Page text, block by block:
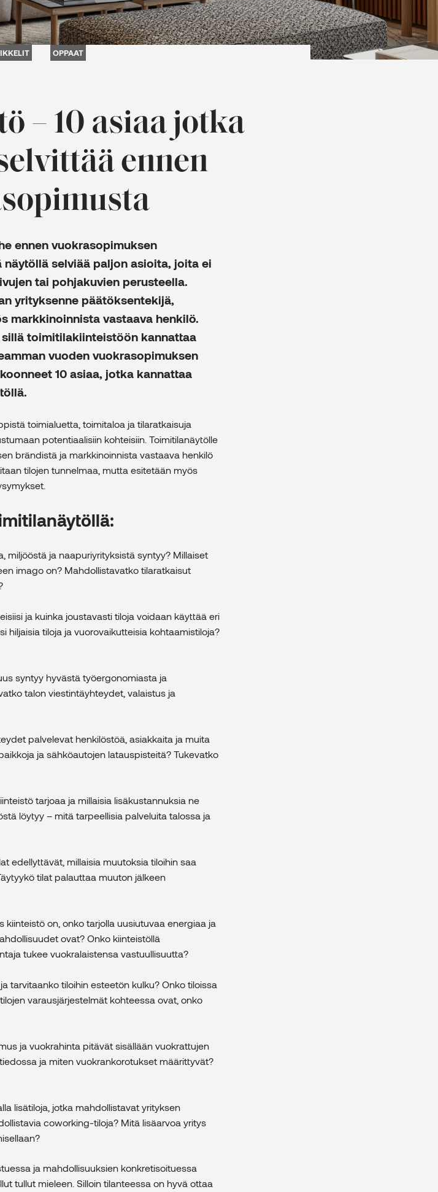
OPPAAT
– 10 asiaa jotka
ennen
ennen vuokrasopimuksen
selviää paljon asioita, joita ei
tai pohjakuvien perusteella.
yrityksenne päätöksentekijä,
markkinoinnista vastaava henkilö.
toimitilakiinteistöön kannattaa
vuoden vuokrasopimuksen
10 asiaa, jotka kannattaa
toimialuetta, toimitaloa ja tilaratkaisuja
potentiaalisiin kohteisiin. Toimitilanäytölle
brändistä ja markkinoinnista vastaava henkilö
tilojen tunnelmaa, mutta esitetään myös
miljööstä ja naapuriyrityksistä syntyy? Millaiset
imago on? Mahdollistavatko tilaratkaisut
ja kuinka joustavasti tiloja voidaan käyttää eri
hiljaisia tiloja ja vuorovaikutteisia kohtaamistiloja?
syntyy hyvästä työergonomiasta ja
talon viestintäyhteydet, valaistus ja
palvelevat henkilöstöä, asiakkaita ja muita
ja sähköautojen latauspisteitä? Tukevatko
tarjoaa ja millaisia lisäkustannuksia ne
löytyy – mitä tarpeellisia palveluita talossa ja
edellyttävät, millaisia muutoksia tiloihin saa
tilat palauttaa muuton jälkeen
kiinteistö on, onko tarjolla uusiutuvaa energiaa ja
ovat? Onko kiinteistöllä
tukee vuokralaistensa vastuullisuutta?
tarvitaanko tiloihin esteetön kulku? Onko tiloissa
varausjärjestelmät kohteessa ovat, onko
ja vuokrahinta pitävät sisällään vuokrattujen
ja miten vuokrankorotukset määrittyvät?
lisätiloja, jotka mahdollistavat yrityksen
coworking-tiloja? Mitä lisäarvoa yritys
ja mahdollisuuksien konkretisoituessa
tullut mieleen. Silloin tilanteessa on hyvä ottaa